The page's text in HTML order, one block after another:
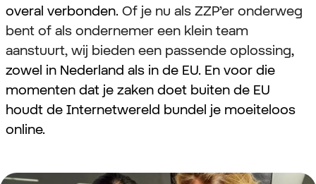
overal verbonden. Of je nu als ZZP’er onderweg
bent of als ondernemer een klein team
aanstuurt, wij bieden een passende oplossing,
zowel in Nederland als in de EU. En voor die
momenten dat je zaken doet buiten de EU
houdt de Internetwereld bundel je moeiteloos
online.